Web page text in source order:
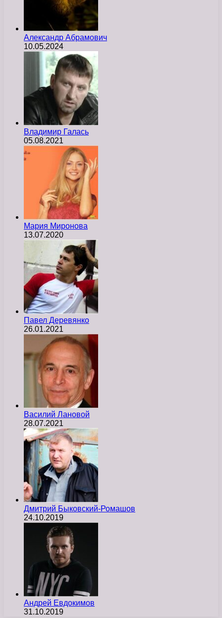
Александр Абрамович
10.05.2024
Владимир Галась
05.08.2021
Мария Миронова
13.07.2020
Павел Деревянко
26.01.2021
Василий Лановой
28.07.2021
Дмитрий Быковский-Ромашов
24.10.2019
Андрей Евдокимов
31.10.2019